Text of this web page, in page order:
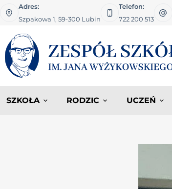
Adres:
Szpakowa 1, 59-300 Lubin
Telefon:
722 200 513
SZKOŁA RODZIC UCZEŃ